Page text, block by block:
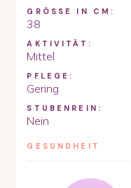
GRÖSSE IN CM:
38
AKTIVITÄT:
Mittel
PFLEGE:
Gering
STUBENREIN:
Nein
GESUNDHEIT